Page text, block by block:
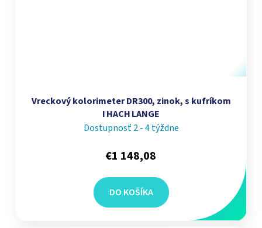
Vreckový kolorimeter DR300, zinok, s kufríkom
I HACH LANGE
Dostupnosť 2 - 4 týždne
€1 148,08
DO KOŠÍKA